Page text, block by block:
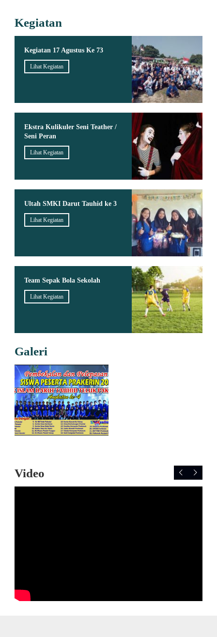
Kegiatan
Kegiatan 17 Agustus Ke 73
Lihat Kegiatan
Ekstra Kulikuler Seni Teather /
Seni Peran
Lihat Kegiatan
Ultah SMKI Darut Tauhid ke 3
Lihat Kegiatan
Team Sepak Bola Sekolah
Lihat Kegiatan
Galeri
Video